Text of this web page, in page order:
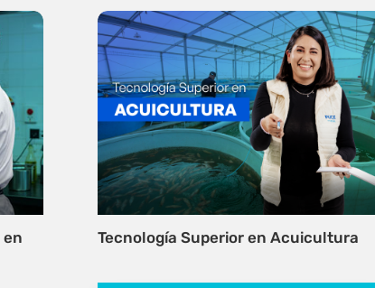
en
Tecnología Superior en Acuicultura